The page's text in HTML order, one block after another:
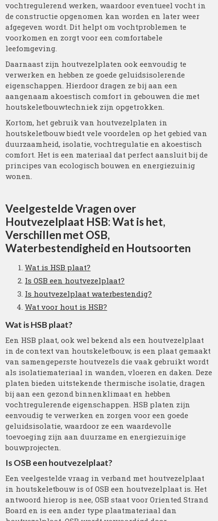
vochtregulerend werken, waardoor eventueel vocht in
de constructie opgenomen kan worden en later weer
afgegeven wordt. Dit helpt om vochtproblemen te
voorkomen en zorgt voor een comfortabele
leefomgeving.
Daarnaast zijn houtvezelplaten ook eenvoudig te
verwerken en hebben ze goede geluidsisolerende
eigenschappen. Hierdoor dragen ze bij aan een
aangenaam akoestisch comfort in gebouwen die met
houtskeletbouwtechniek zijn opgetrokken.
Kortom, het gebruik van houtvezelplaten in
houtskeletbouw biedt vele voordelen op het gebied van
duurzaamheid, isolatie, vochtregulatie en akoestisch
comfort. Het is een materiaal dat perfect aansluit bij de
principes van ecologisch bouwen en energiezuinig
wonen.
Veelgestelde Vragen over
Houtvezelplaat HSB: Wat is het,
Verschillen met OSB,
Waterbestendigheid en Houtsoorten
Wat is HSB plaat?
Is OSB een houtvezelplaat?
Is houtvezelplaat waterbestendig?
Wat voor hout is HSB?
Wat is HSB plaat?
Een HSB plaat, ook wel bekend als een houtvezelplaat
in de context van houtskeletbouw, is een plaat gemaakt
van samengeperste houtvezels die vaak gebruikt wordt
als isolatiemateriaal in wanden, vloeren en daken. Deze
platen bieden uitstekende thermische isolatie, dragen
bij aan een gezond binnenklimaat en hebben
vochtregulerende eigenschappen. HSB platen zijn
eenvoudig te verwerken en zorgen voor een goede
geluidsisolatie, waardoor ze een waardevolle
toevoeging zijn aan duurzame en energiezuinige
bouwprojecten.
Is OSB een houtvezelplaat?
Een veelgestelde vraag in verband met houtvezelplaat
in houtskeletbouw is of OSB een houtvezelplaat is. Het
antwoord hierop is nee, OSB staat voor Oriented Strand
Board en is een ander type plaatmateriaal dan